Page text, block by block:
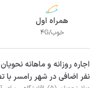
همراه اول
خوب/4G
نفر اضافی در شهر رامسر